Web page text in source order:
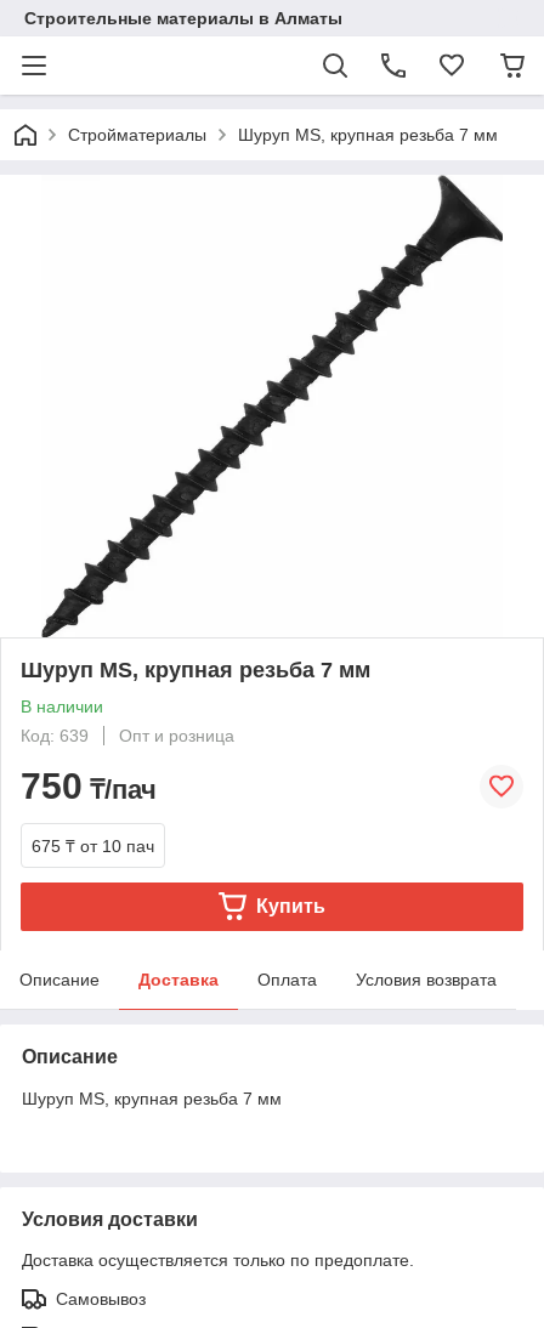
Строительные материалы в Алматы
Стройматериалы Шуруп MS, крупная резьба 7 мм
Шуруп MS, крупная резьба 7 мм
В наличии
Код: 639
Опт и розница
750 ₸/пач
675 ₸ от 10 пач
Купить
Описание Доставка Оплата Условия возврата
Описание
Шуруп MS, крупная резьба 7 мм
Условия доставки
Доставка осуществляется только по предоплате.
Самовывоз